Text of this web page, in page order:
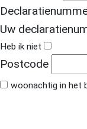
Uw
Heb ik niet
Postcode
woonachtig in het